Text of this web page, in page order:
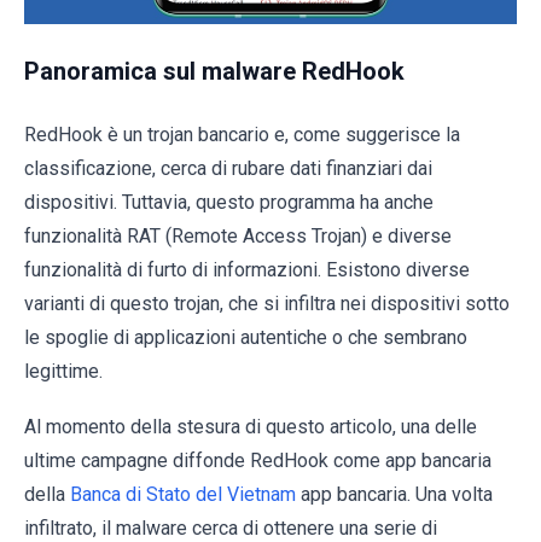
Panoramica sul malware RedHook
RedHook è un trojan bancario e, come suggerisce la
classificazione, cerca di rubare dati finanziari dai
dispositivi. Tuttavia, questo programma ha anche
funzionalità RAT (Remote Access Trojan) e diverse
funzionalità di furto di informazioni. Esistono diverse
varianti di questo trojan, che si infiltra nei dispositivi sotto
le spoglie di applicazioni autentiche o che sembrano
legittime.
Al momento della stesura di questo articolo, una delle
ultime campagne diffonde RedHook come app bancaria
della Banca di Stato del Vietnam app bancaria. Una volta
infiltrato, il malware cerca di ottenere una serie di